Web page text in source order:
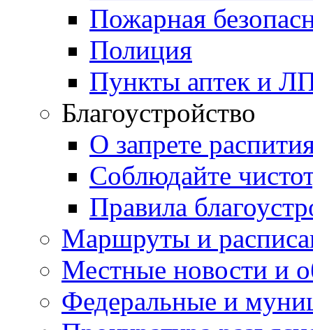
Пожарная
Полиция
Пункты аптек и
Благоустройство
О запрете
Соблюдайте
Правила
Маршруты и
Местные новости и
Федеральные и